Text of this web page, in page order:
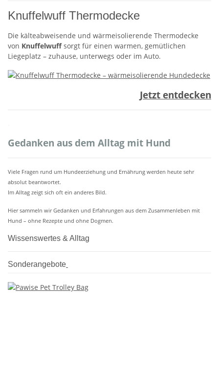
Knuffelwuff Thermodecke
Die kälteabweisende und wärmeisolierende Thermodecke
von Knuffelwuffsorgt für einen warmen, gemütlichen
Liegeplatz – zuhause, unterwegs oder im Auto.
Jetzt entdecken
Gedanken aus dem Alltag mit Hund
Viele Fragen rund um Hundeerziehung und Ernährung werden heute sehr
absolut beantwortet.
Im Alltag zeigt sich oft ein anderes Bild.
Hier sammeln wir Gedanken und Erfahrungen aus dem Zusammenleben mit
Hund – ohne Rezepte und ohne Dogmen.
Wissenswertes & Alltag
Sonderangebote